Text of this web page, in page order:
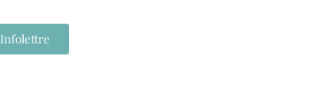
Infolettre